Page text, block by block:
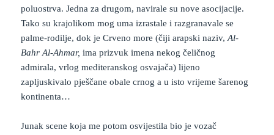
poluostrva. Jedna za drugom, navirale su nove asocijacije.
Tako su krajolikom mog uma izrastale i razgranavale se
palme-rodilje, dok je Crveno more (čiji arapski naziv,Al-
Bahr Al-Ahmar, ima prizvuk imena nekog čeličnog
admirala, vrlog mediteranskog osvajača) lijeno
zapljuskivalo pješčane obale crnog a u isto vrijeme šarenog
kontinenta…
Junak scene koja me potom osvijestila bio je vozač